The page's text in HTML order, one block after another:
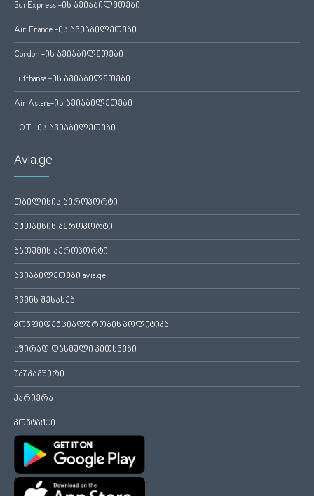
SunExpress -ის ავიაბილეთები
Air France -ის ავიაბილეთები
Condor -ის ავიაბილეთები
Lufthansa -ის ავიაბილეთები
Air Astana-ის ავიაბილეთები
LOT -ის ავიაბილეთები
Avia.ge
თბილისის აეროპორტი
ქუთაისის აეროპორტი
ბათუმის აეროპორტი
ავიაბილეთები avia.ge
ჩვენს შესახებ
კონფიდენციალურობის პოლიტიკა
ხშირად დასმული კითხვები
უკუკავშირი
კარიერა
კონტაქტი